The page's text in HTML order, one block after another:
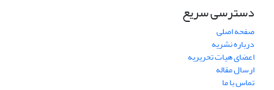
دسترسی سریع
صفحه اصلی
درباره نشریه
اعضای هیات تحریریه
ارسال مقاله
تماس با ما